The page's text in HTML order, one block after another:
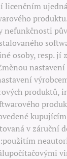
licenčním
nefunkčnosti
osoby, resp. jí
produktů,
v záruční